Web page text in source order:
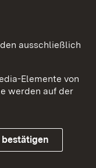
ausschließlich
Elemente von
werden auf der